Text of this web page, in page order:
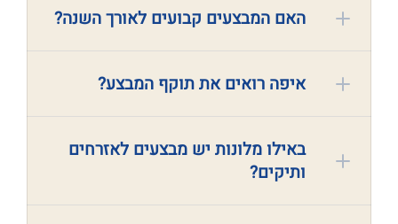
האם המבצעים קבועים לאורך השנה?
איפה רואים את תוקף המבצע?
באילו מלונות יש מבצעים לאזרחים
ותיקים?